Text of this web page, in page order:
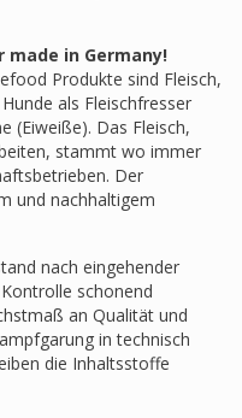
in Germany!
Produkte sind Fleisch,
als Fleischfresser
(Eiweiße). Das Fleisch,
stammt wo immer
Der
und nachhaltigem
nach eingehender
schonend
an Qualität und
in technisch
die Inhaltsstoffe